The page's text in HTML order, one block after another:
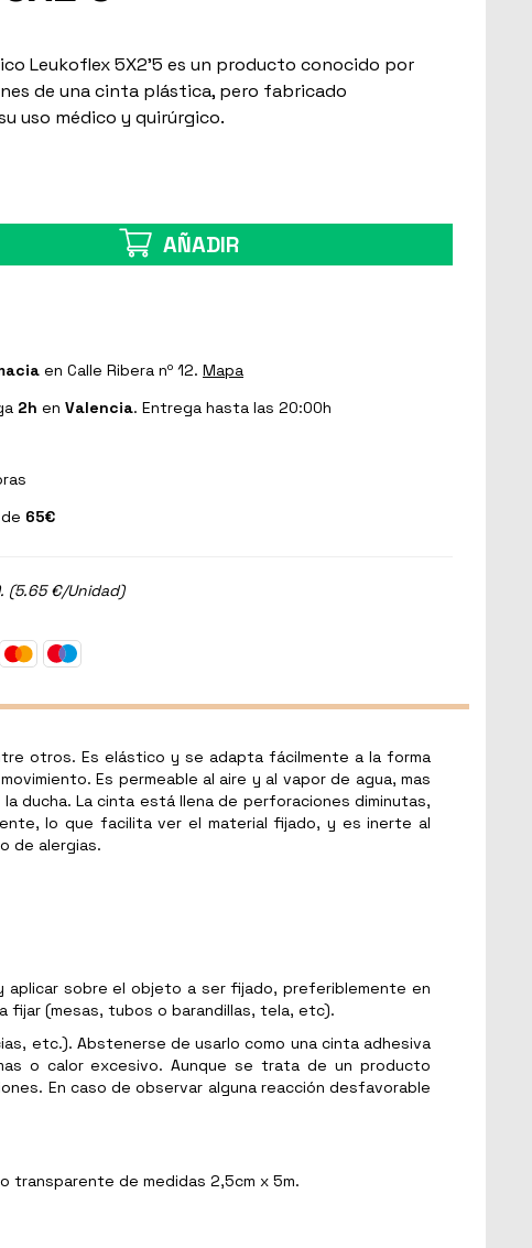
Leukoflex 5X2'5 es un producto conocido por
de una cinta plástica, pero fabricado
uso médico y quirúrgico.
AÑADIR
en Calle Ribera nº 12. Mapa
2h en Valencia. Entrega hasta las 20:00h
65€
(5.65 €/Unidad)
otros. Es elástico y se adapta fácilmente a la forma
Es permeable al aire y al vapor de agua, mas
ducha. La cinta está llena de perforaciones diminutas,
lo que facilita ver el material fijado, y es inerte al
de alergias.
aplicar sobre el objeto a ser fijado, preferiblemente en
(mesas, tubos o barandillas, tela, etc).
etc.). Abstenerse de usarlo como una cinta adhesiva
o calor excesivo. Aunque se trata de un producto
En caso de observar alguna reacción desfavorable
transparente de medidas 2,5cm x 5m.